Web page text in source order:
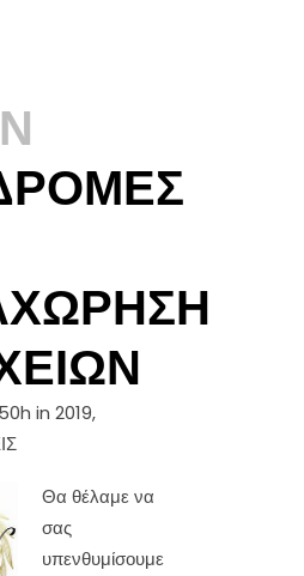
in 2019,
Θα θέλαμε να
σας
υπενθυμίσουμε